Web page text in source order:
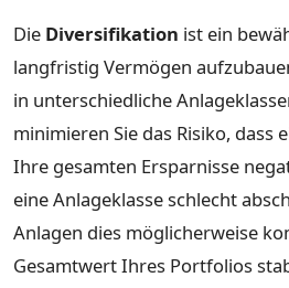
Die Diversifikation ist ein
langfristig Vermögen
in unterschiedliche
minimieren Sie das Risiko, dass
Ihre gesamten Ersparnisse
eine Anlageklasse schlecht
Anlagen dies möglicherweise
Gesamtwert Ihres Portfolios